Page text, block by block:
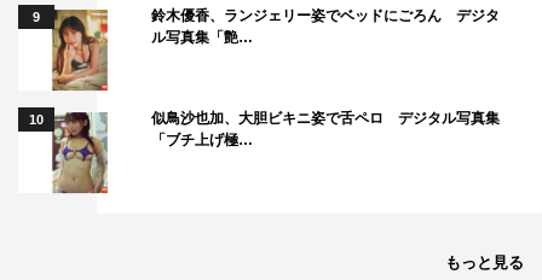
9
鈴木優香、ランジェリー姿でベッドにごろん デジタ
ル写真集「艶…
10
似鳥沙也加、大胆ビキニ姿で舌ペロ デジタル写真集
「ブチ上げ極…
もっと見る